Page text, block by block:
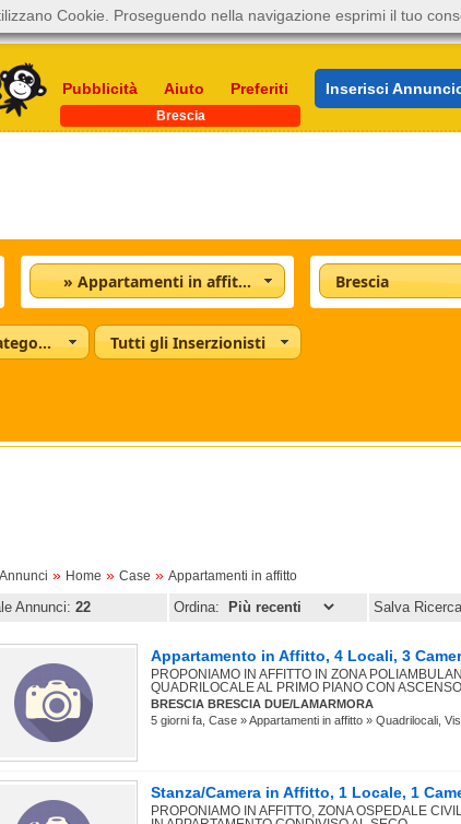
Pubblicità Aiuto Preferiti Inserisci
Brescia
» Appartamenti in affitto Brescia
Tutte le categorie Tutti gli Inserzionisti
» Home » Case » Appartamenti in affitto
Annunci: 22 Ordina: Salva Ricerca
Appartamento in Affitto, 4 Locali, 3
PROPONIAMO IN AFFITTO IN ZONA
QUADRILOCALE AL PRIMO PIANO CON
BRESCIA BRESCIA DUE/LAMARMORA
5 giorni fa, Case » Appartamenti in affitto » Quadrilocali,
Stanza/Camera in Affitto, 1 Locale, 1
PROPONIAMO IN AFFITTO, ZONA OSPEDALE
Cookie. Proseguendo nella navigazione esprimi il tuo